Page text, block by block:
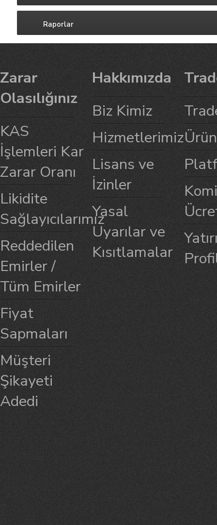
Raporlar
Zarar
Olasılığınız
KAS
İşlemleri Kar
Zarar Oranı
Likidite
Sağlayıcılarımız
Reddedilen
Emirler /
Tüm Emirler
Fiyat
Sapmaları
Müşteri
Şikayeti
Adedi
Hakkımızda
Biz Kimiz
Hizmetlerimiz
Lisans ve
İzinler
Yasal
Uyarılar ve
Kısıtlamalar